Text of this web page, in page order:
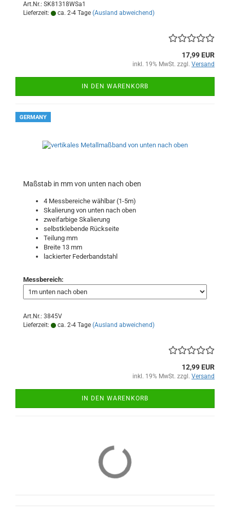
Art.Nr.: SK81318WSa1
Lieferzeit:
ca. 2-4 Tage (Ausland abweichend)
17,99 EUR
inkl. 19% MwSt. zzgl. Versand
IN DEN WARENKORB
GERMANY
Maßstab in mm von unten nach oben
4 Messbereiche wählbar (1-5m)
Skalierung von unten nach oben
zweifarbige Skalierung
selbstklebende Rückseite
Teilung mm
Breite 13 mm
lackierter Federbandstahl
Messbereich:
Art.Nr.: 3845V
Lieferzeit:
ca. 2-4 Tage (Ausland abweichend)
12,99 EUR
inkl. 19% MwSt. zzgl. Versand
IN DEN WARENKORB